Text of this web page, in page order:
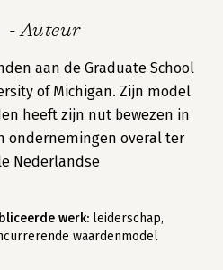
- Auteur
aan de Graduate School
of Michigan. Zijn model
heeft zijn nut bewezen in
ondernemingen overal ter
Nederlandse
werk: leiderschap,
waardenmodel